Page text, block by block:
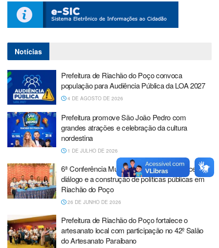
Notícias
Prefeitura de Riachão do Poço convoca
população para Audiência Pública da LOA 2027
4 DE AGOSTO DE 2026
Prefeitura promove São João Pedro com
grandes atrações e celebração da cultura
nordestina
1 DE JULHO DE 2026
6ª Conferência Municipal de Saúde fortalece o
diálogo e a construção de políticas públicas em
Riachão do Poço
26 DE JUNHO DE 2026
Prefeitura de Riachão do Poço fortalece o
artesanato local com participação no 42º Salão
do Artesanato Paraibano